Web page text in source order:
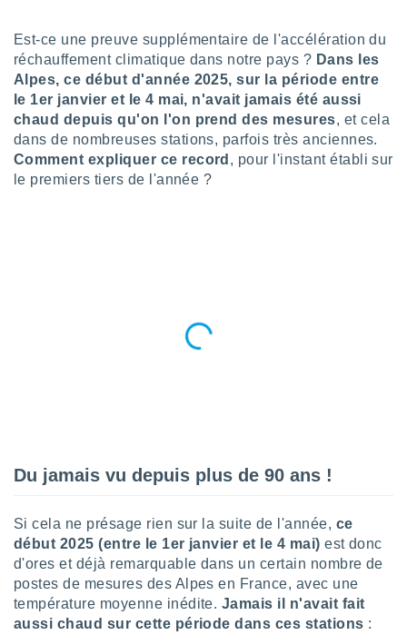
»,
au
vous
ou
de
à
en
le
Est-ce une preuve supplémentaire de l'accélération du
réchauffement climatique dans notre pays ? Dans les
Alpes, ce début d'année 2025, sur la période entre
le 1er janvier et le 4 mai, n'avait jamais été aussi
chaud depuis qu'on l'on prend des mesures, et cela
dans de nombreuses stations, parfois très anciennes.
Comment expliquer ce record , pour l'instant établi sur
le premiers tiers de l'année ?
Du jamais vu depuis plus de 90 ans !
Si cela ne présage rien sur la suite de l'année, ce
début 2025 (entre le 1er janvier et le 4 mai) est donc
d'ores et déjà remarquable dans un certain nombre de
postes de mesures des Alpes en France, avec une
température moyenne inédite. Jamais il n'avait fait
aussi chaud sur cette période dans ces stations :